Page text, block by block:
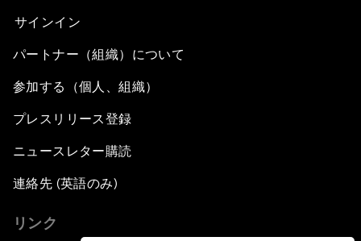
サインイン
パートナー（組織）について
参加する（個人、組織）
プレスリリース登録
ニュースレター購読
連絡先 (英語のみ)
リンク